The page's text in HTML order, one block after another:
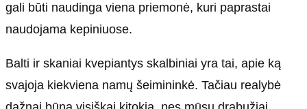
gali būti naudinga viena priemonė, kuri paprastai
naudojama kepiniuose.
Balti ir skaniai kvepiantys skalbiniai yra tai, apie ką
svajoja kiekviena namų šeimininkė. Tačiau realybė